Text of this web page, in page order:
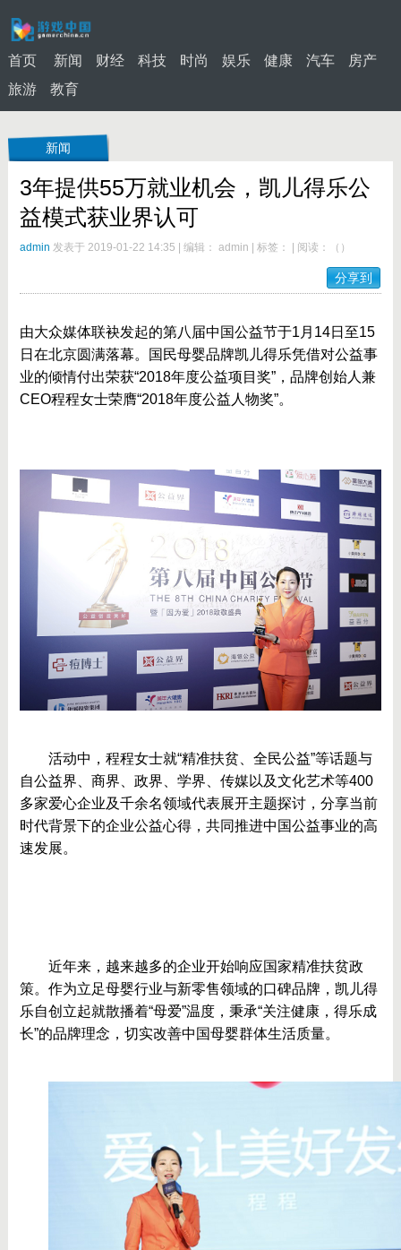
首页 新闻 财经 科技 时尚 娱乐 健康 汽车
房产
旅游
教育
新闻
3年提供55万就业机会，凯儿得乐公
益模式获业界认可
admin 发表于 2019-01-22 14:35 编辑： admin 标签： 阅读： （ ）
分享到
由大众媒体联袂发起的第八届中国公益节于1月14日至15
日在北京圆满落幕。国民母婴品牌凯儿得乐凭借对公益事
业的倾情付出荣获“2018年度公益项目奖”，品牌创始人兼
CEO程程女士荣膺“2018年度公益人物奖”。
自公益界、商界、政界、学界、传媒以及文化艺术等400
多家爱心企业及千余名领域代表展开主题探讨，分享当前
时代背景下的企业公益心得，共同推进中国公益事业的高
速发展。
策。作为立足母婴行业与新零售领域的口碑品牌，凯儿得
乐自创立起就散播着“母爱”温度，秉承“关注健康，得乐成
长”的品牌理念，切实改善中国母婴群体生活质量。